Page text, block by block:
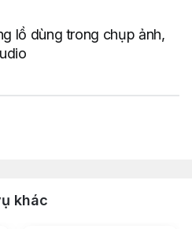
lồ dùng trong chụp ảnh,
khác